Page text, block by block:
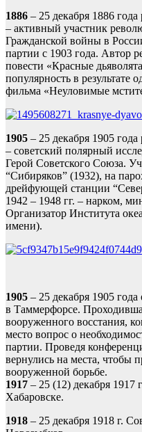
1886 – 25 декабря 1886
– активный участник
Гражданской войны в
партии с 1903 года. Автор
повести «Красные
популярность в результате
фильма «Неуловимые
1905 – 25 декабря 1905
– советский полярный
Герой Советского Союза.
“Сибиряков” (1932), на
дрейфующей станции
1942 – 1948 гг. – нарком,
Организатор Института
имени).
1905 – 25 декабря 1905
в Таммерфорсе.
вооруженного восстания,
место вопрос о
партии. Проведя
вернулись на места, чтобы
вооруженной борьбе.
1917 – 25 (12) декабря 1917
Хабаровске.
1918 – 25 декабря 1918 г.